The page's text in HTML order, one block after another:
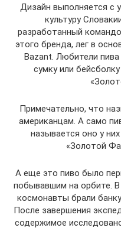
Дизайн выполняется с
культуру
разработанный
этого бренда, лег в
Bazant. Любители
сумку или
Примечательно, что
американцам. А само
называется оно у
«Золотой
А еще это пиво было
побывавшим на орбите.
космонавты брали
После завершения
содержимое